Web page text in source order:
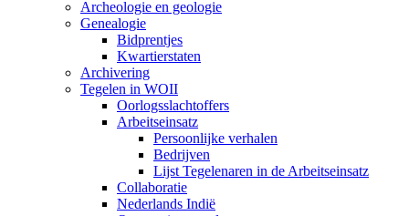
Archeologie en geologie
Genealogie
Bidprentjes
Kwartierstaten
Archivering
Tegelen in WOII
Oorlogsslachtoffers
Arbeitseinsatz
Persoonlijke verhalen
Bedrijven
Lijst Tegelenaren in de Arbeitseinsatz
Collaboratie
Nederlands Indië